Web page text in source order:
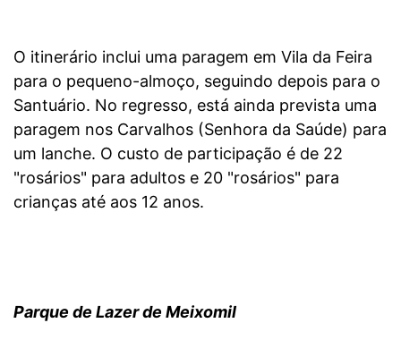
O itinerário inclui uma paragem em Vila da Feira
para o pequeno-almoço, seguindo depois para o
Santuário. No regresso, está ainda prevista uma
paragem nos Carvalhos (Senhora da Saúde) para
um lanche. O custo de participação é de 22
"rosários" para adultos e 20 "rosários" para
crianças até aos 12 anos.
Parque de Lazer de Meixomil